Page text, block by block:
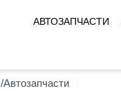
АВТОЗАПЧАСТИ
/Автозапчасти